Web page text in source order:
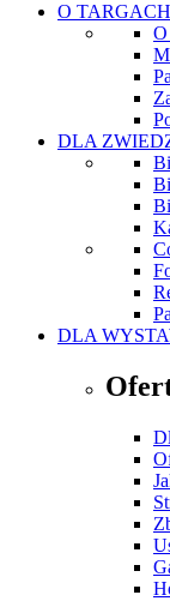
O TARGACH
O
DLA
DLA